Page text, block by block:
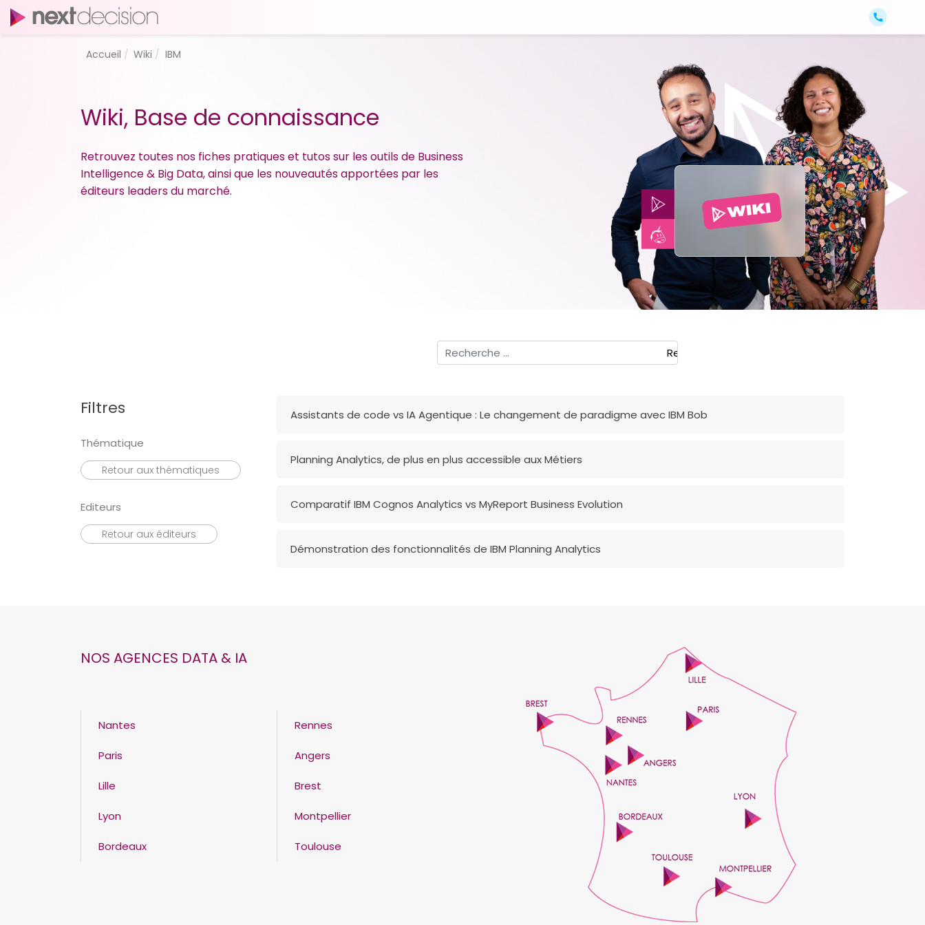
Accueil Wiki IBM
Wiki, Base de connaissance
Retrouvez toutes nos fiches pratiques et tutos sur les outils de Business
Intelligence & Big Data, ainsi que les nouveautés apportées par les
éditeurs leaders du marché.
Rechercher
Assistants de code vs IA Agentique : Le changement de paradigme avec IBM Bob
Planning Analytics, de plus en plus accessible aux Métiers
Comparatif IBM Cognos Analytics vs MyReport Business Evolution
Démonstration des fonctionnalités de IBM Planning Analytics
Filtres
Thématique
Retour aux thématiques
Editeurs
Retour aux éditeurs
NOS AGENCES DATA & IA
Nantes
Paris
Lille
Lyon
Bordeaux
Rennes
Angers
Brest
Montpellier
Toulouse